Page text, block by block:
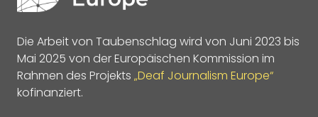
Die Arbeit von Taubenschlag wird von Juni 2023 bis
Mai 2025 von der Europäischen Kommission im
Rahmen des Projekts „Deaf Journalism Europe“
kofinanziert.